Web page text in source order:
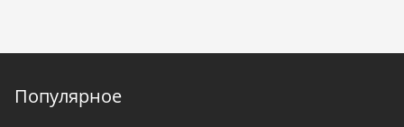
Популярное